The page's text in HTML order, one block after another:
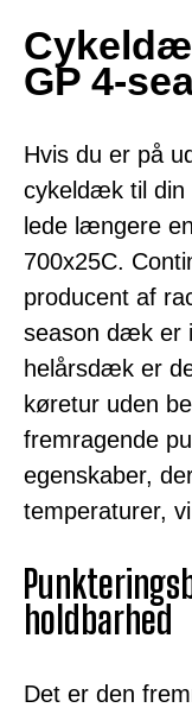
GP 4-
Hvis du er på
cykeldæk til din
lede længere
700x25C.
producent af
season dæk er
helårsdæk er
køretur uden
fremragende
egenskaber,
temperaturer,
holdbarhed
Det er den